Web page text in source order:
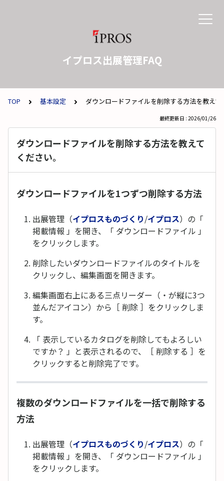
イプロス出展管理FAQ
TOP 基本設定 ダウンロードファイルを削除する方法を教えて
最終更新日 : 2026/01/26
ダウンロードファイルを削除する方法を教えて
ください。
ダウンロードファイルを1つずつ削除する方法
出展管理（イプロスものづくり/イプロス）の「
掲載情報 」を開き、「 ダウンロードファイル 」
をクリックします。
削除したいダウンロードファイルのタイトルを
クリックし、編集画面を開きます。
編集画面右上にある三点リーダー（・が縦に3つ
並んだアイコン）から［ 削除 ］をクリックしま
す。
「 表示しているカタログを削除してもよろしい
ですか？ 」と表示されるので、［ 削除する ］を
クリックすると削除完了です。
複数のダウンロードファイルを一括で削除する
方法
出展管理（イプロスものづくり/イプロス）の「
掲載情報 」を開き、「 ダウンロードファイル 」
をクリックします。